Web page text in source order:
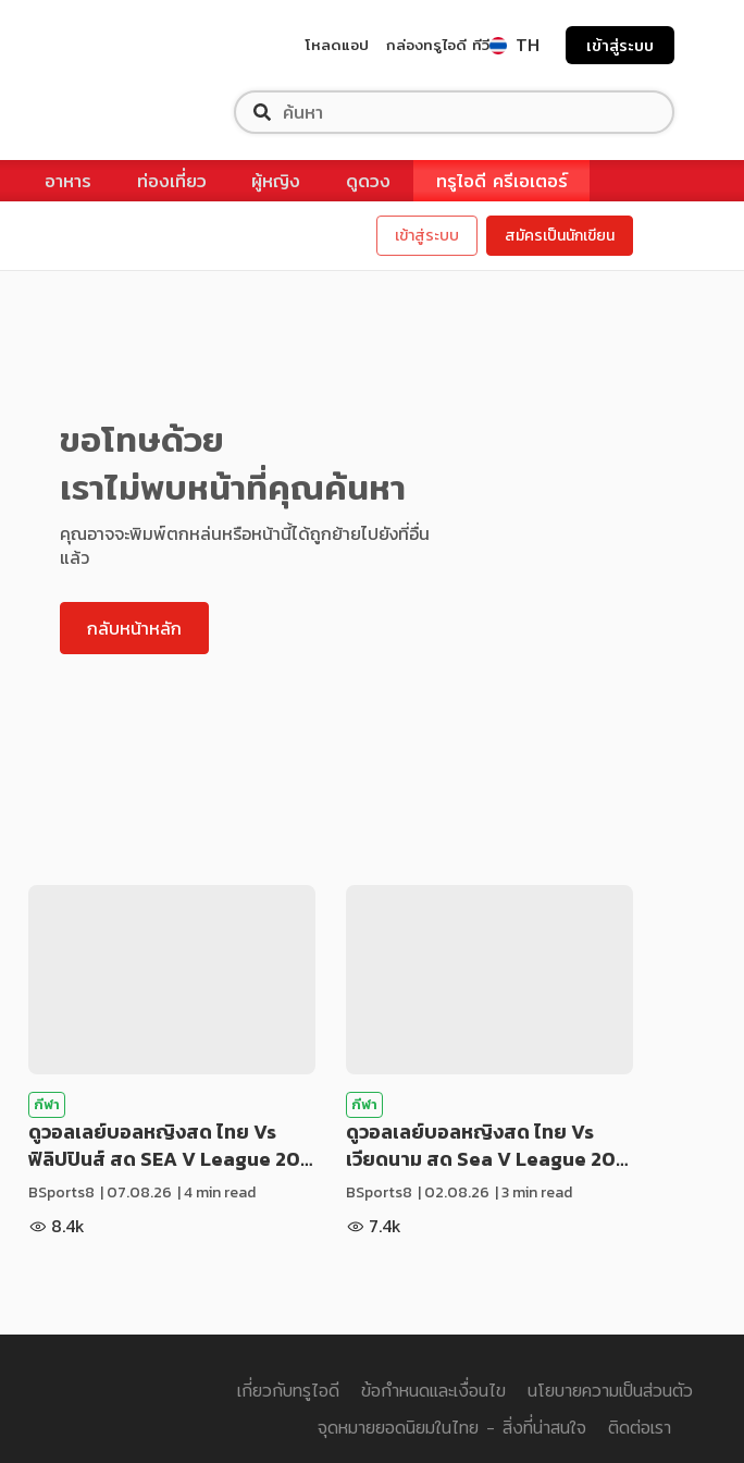
โหลดแอป กล่องทรูไอดี ทีวี TH เข้าสู่ระบบ
อาหาร ท่องเที่ยว ผู้หญิง ดูดวง ทรูไอดี ครีเอเตอร์
เข้าสู่ระบบ สมัครเป็นนักเขียน
ขอโทษด้วย
เราไม่พบหน้าที่คุณค้นหา
คุณอาจจะพิมพ์ตกหล่นหรือหน้านี้ได้ถูกย้ายไปยังที่อื่น
แล้ว
กลับหน้าหลัก
กีฬา
ดูวอลเลย์บอลหญิงสด ไทย Vs
ฟิลิปปินส์ สด SEA V League 20…
BSports8 |07.08.26 | 4 min read
8.4k
กีฬา
ดูวอลเลย์บอลหญิงสด ไทย Vs
เวียดนาม สด Sea V League 20…
BSports8 |02.08.26 | 3 min read
7.4k
เกี่ยวกับทรูไอดี ข้อกำหนดและเงื่อนไข
นโยบายความเป็นส่วนตัว
จุดหมายยอดนิยมในไทย - สิ่งที่น่าสนใจ
ติดต่อเรา